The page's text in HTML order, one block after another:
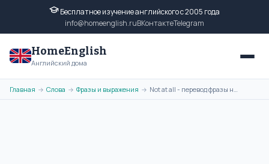
Бесплатное изучение английского с 2005 года
info@homeenglish.ruВКонтактеTelegram
HomeEnglish
Английский дома
Главная → Слова → Фразы и выражения → Not at all - перевод фразы на русский язык, транскрипция, примеры